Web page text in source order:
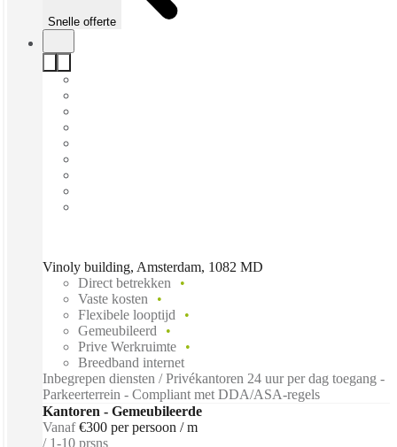
Snelle offerte
Vinoly building, Amsterdam, 1082 MD
Direct betrekken
Vaste kosten
Flexibele looptijd
Gemeubileerd
Prive Werkruimte
Breedband internet
Inbegrepen diensten / Privékantoren 24 uur per dag toegang -
Parkeerterrein - Compliant met DDA/ASA-regels
Kantoren - Gemeubileerde
Vanaf €300 per persoon / m
1-10 prsns